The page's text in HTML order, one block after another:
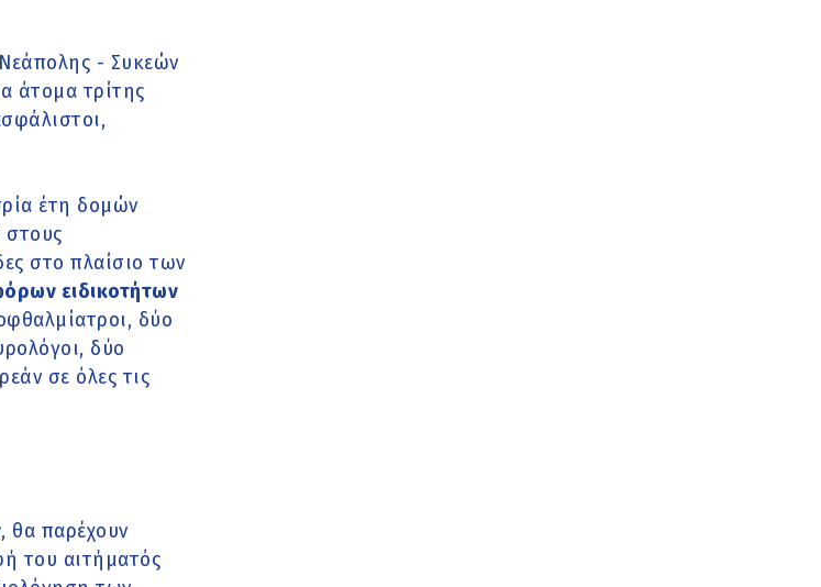
Νεάπολης - Συκεών
άτομα τρίτης
έτη δομών
στους
στο πλαίσιο των
ειδικοτήτων
δύο
δύο
σε όλες τις
, θα παρέχουν
του αιτήματός